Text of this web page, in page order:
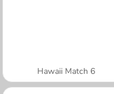
Hawaii Match 6